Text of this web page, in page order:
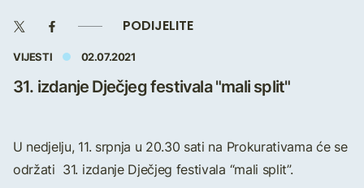
PODIJELITE
VIJESTI 02.07.2021
31. izdanje Dječjeg festivala "mali split"
U nedjelju, 11. srpnja u 20.30 sati na Prokurativama će se
održati 31. izdanje Dječjeg festivala “mali split”.